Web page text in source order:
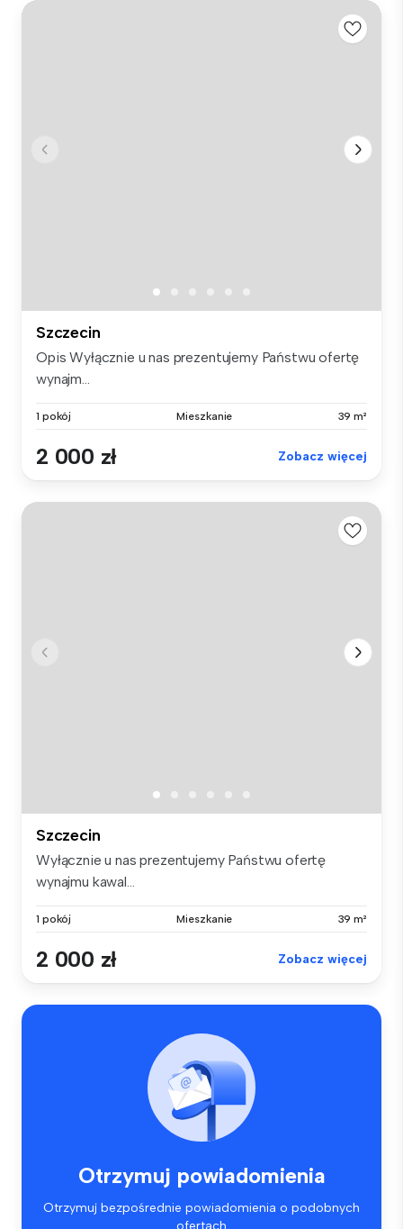
Szczecin
Opis Wyłącznie u nas prezentujemy Państwu ofertę
wynajm...
1 pokój Mieszkanie 39 m²
2 000 zł Zobacz więcej
Szczecin
Wyłącznie u nas prezentujemy Państwu ofertę
wynajmu kawal...
1 pokój Mieszkanie 39 m²
2 000 zł Zobacz więcej
Otrzymuj powiadomienia
Otrzymuj bezpośrednie powiadomienia o podobnych
ofertach